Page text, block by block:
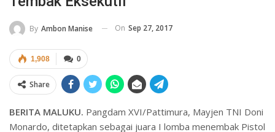
By Ambon Manise On Sep 27, 2017
0
1,908
Share
BERITA MALUKU. Pangdam XVI/Pattimura, Mayjen TNI Doni
Monardo, ditetapkan sebagai juara I lomba menembak Pistol